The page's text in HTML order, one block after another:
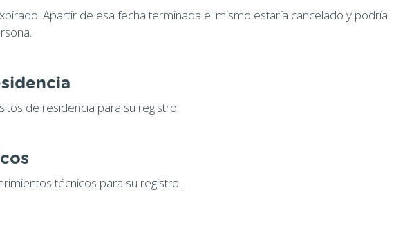
Apartir de esa fecha terminada el mismo estaría cancelado y podría
de residencia para su registro.
técnicos para su registro.